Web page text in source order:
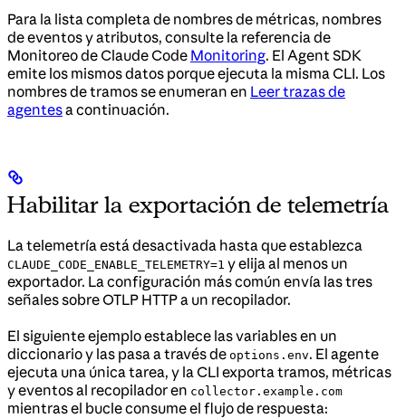
Para la lista completa de nombres de métricas, nombres
de eventos y atributos, consulte la referencia de
Monitoreo de Claude Code Monitoring. El Agent SDK
emite los mismos datos porque ejecuta la misma CLI. Los
nombres de tramos se enumeran en Leer trazas de
agentesa continuación.
Habilitar la exportación de telemetría
La telemetría está desactivada hasta que establezca
CLAUDE_CODE_ENABLE_TELEMETRY=1 y elija al menos un
exportador. La configuración más común envía las tres
señales sobre OTLP HTTP a un recopilador.
El siguiente ejemplo establece las variables en un
diccionario y las pasa a través de options.env. El agente
ejecuta una única tarea, y la CLI exporta tramos, métricas
y eventos al recopilador en collector.example.com
mientras el bucle consume el flujo de respuesta: